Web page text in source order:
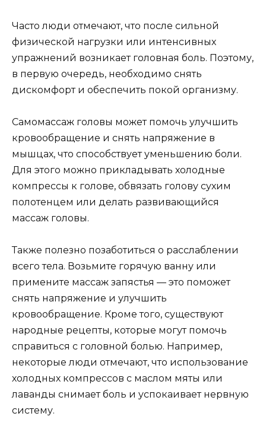
Часто люди отмечают, что после сильной
физической нагрузки или интенсивных
упражнений возникает головная боль. Поэтому,
в первую очередь, необходимо снять
дискомфорт и обеспечить покой организму.
Самомассаж головы может помочь улучшить
кровообращение и снять напряжение в
мышцах, что способствует уменьшению боли.
Для этого можно прикладывать холодные
компрессы к голове, обвязать голову сухим
полотенцем или делать развивающийся
массаж головы.
Также полезно позаботиться о расслаблении
всего тела. Возьмите горячую ванну или
примените массаж запястья — это поможет
снять напряжение и улучшить
кровообращение. Кроме того, существуют
народные рецепты, которые могут помочь
справиться с головной болью. Например,
некоторые люди отмечают, что использование
холодных компрессов с маслом мяты или
лаванды снимает боль и успокаивает нервную
систему.